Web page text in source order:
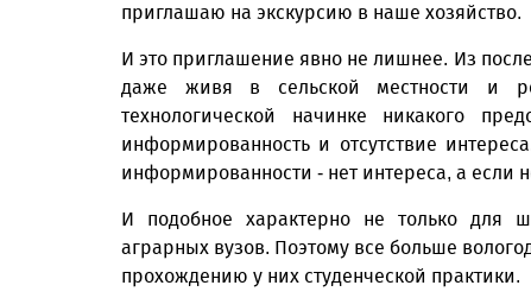
приглашаю на экскурсию в наше хозяйство.
И это приглашение явно не лишнее. Из
даже живя в сельской местности и
технологической начинке никакого
информированность и отсутствие
информированности - нет интереса, а если
И подобное характерно не только для
аграрных вузов. Поэтому все больше
прохождению у них студенческой практики.